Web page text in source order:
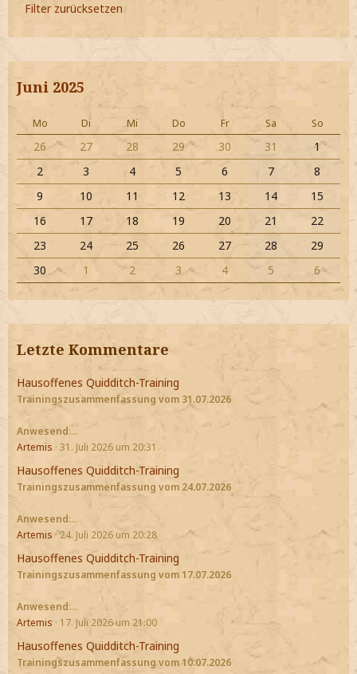
Filter zurücksetzen
Juni 2025
Mo Di Mi Do Fr Sa So
26 27 28 29 30 31
1
2
3 4 5 6 7
8
9
10 11 12 13 14
15
16
17 18 19 20 21
22
23
24 25 26 27 28
29
30
1 2 3 4 5 6
Letzte Kommentare
Hausoffenes Quidditch-Training
Trainingszusammenfassung vom 31.07.2026
Anwesend:…
Artemis 31. Juli 2026 um 20:31
Hausoffenes Quidditch-Training
Trainingszusammenfassung vom 24.07.2026
Anwesend:…
Artemis 24. Juli 2026 um 20:28
Hausoffenes Quidditch-Training
Trainingszusammenfassung vom 17.07.2026
Anwesend:…
Artemis
17. Juli 2026 um 21:00
Hausoffenes Quidditch-Training
Trainingszusammenfassung vom 10.07.2026